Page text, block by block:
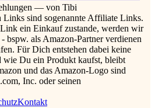
— von Tibi
sind sogenannte Affiliate Links.
ein Einkauf zustande, werden wir
bspw. als Amazon-Partner verdienen
Für Dich entstehen dabei keine
wie Du ein Produkt kaufst, bleibt
und das Amazon-Logo sind
Inc. oder seinen
Kontakt